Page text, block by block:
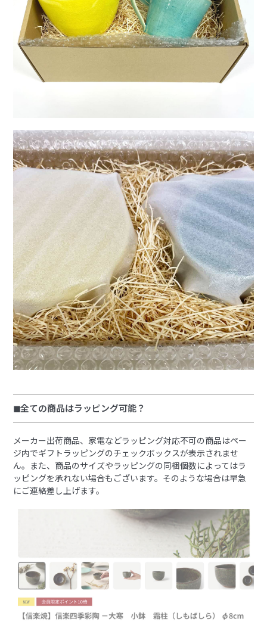
◼︎全ての商品はラッピング可能？
メーカー出荷商品、家電などラッピング対応不可の商品はペー
ジ内でギフトラッピングのチェックボックスが表示されませ
ん。また、商品のサイズやラッピングの同梱個数によってはラ
ッピングを承れない場合もございます。そのような場合は早急
にご連絡差し上げます。